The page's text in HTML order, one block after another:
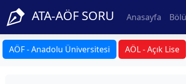
ATA-AÖF SORU Anasayfa
AÖF - Anadolu Üniversitesi AÖL - Açık Lise